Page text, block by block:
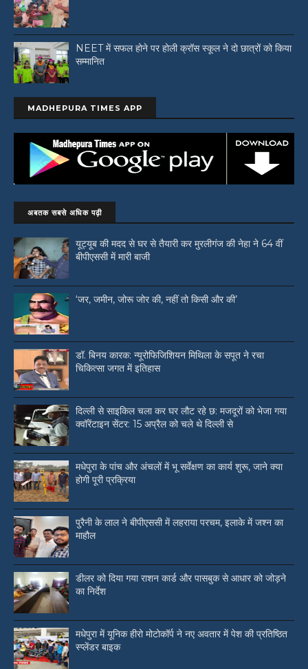
NEET में सफल होने पर होली क्रॉस स्कूल ने दो छात्रों को किया
सम्मानित
MADHEPURA TIMES APP
अबतक सबसे अधिक पढ़ी
यूट्यूब की मदद से घर से तैयारी कर मुरलीगंज की नेहा ने 64 वीं
बीपीएससी में मारी बाजी
‘जर, जमीन, जोरू जोर की, नहीं तो किसी और की’
डॉ. बिनय कारक: न्यूरोफिजिशियन मिथिला के सपूत ने रचा
चिकित्सा जगत में इतिहास
दिल्ली से साइकिल चला कर घर लौट रहे छ: मजदूरों को भेजा गया
क्वॉरेंटाइन सेंटर: 15 अप्रैल को चले थे दिल्ली से
मधेपुरा के पांच और अंचलों में भू सर्वेक्षण का कार्य शुरू, जाने क्या
होगी पूरी प्रक्रिया
पुरैनी के लाल ने बीपीएससी में लहराया परचम, इलाके में जश्न का
माहौल
डीलर को दिया गया राशन कार्ड और पासबुक से आधार को जोड़ने
का निर्देश
मधेपुरा में यूनिक हीरो मोटोकॉर्प ने नए अवतार में पेश की प्रतिष्ठित
स्प्लेंडर बाइक